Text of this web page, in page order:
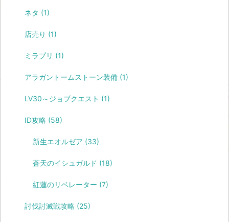
ネタ (1)
店売り (1)
ミラプリ (1)
アラガントームストーン装備 (1)
LV30～ジョブクエスト (1)
ID攻略 (58)
新生エオルゼア (33)
蒼天のイシュガルド (18)
紅蓮のリベレーター (7)
討伐討滅戦攻略 (25)